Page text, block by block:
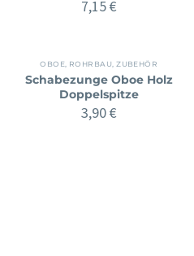
7,15€
OBOE ROHRBAU ,ZUBEHÖR
Schabezunge Oboe Holz
Doppelspitze
3,90€